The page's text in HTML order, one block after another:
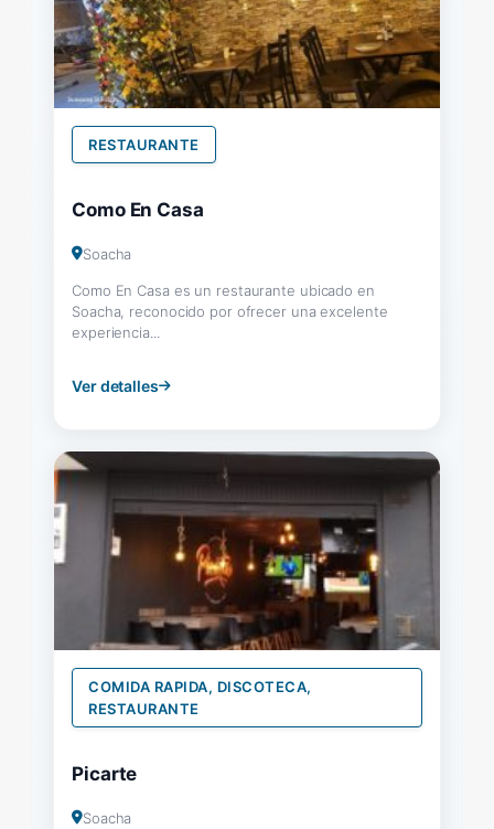
RESTAURANTE
Como En Casa
Soacha
Como En Casa es un restaurante ubicado en
Soacha, reconocido por ofrecer una excelente
experiencia...
Ver detalles
COMIDA RAPIDA, DISCOTECA,
RESTAURANTE
Picarte
Soacha